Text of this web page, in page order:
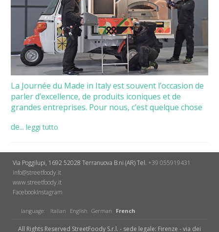
La Journée du Made in Italy est souvent l’occasion de
parler d’excellence, de produits iconiques et de
grandes entreprises. Pour nous, c’est quelque chose
de... leggi tutto
Via Poggilupi, 1692 52028 Terranuova B.ni (AR)Tel. +39 055919431
info@streetfoody.it
www.streetfoody.it
Facebook​Instagram
language: Italian English German French
All Rights Reserved StreetFoody S.r.l. - sede legale: Firenze - via dei